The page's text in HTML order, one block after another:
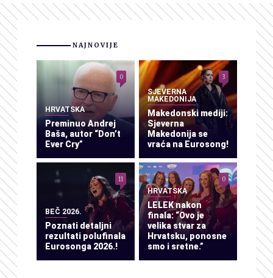
NAJNOVIJE
HRVATSKA
Preminuo Andrej
Baša, autor “Don’t
Ever Cry”
0
SJEVERNA
MAKEDONIJA
Makedonski mediji:
Sjeverna
Makedonija se
vraća na Eurosong!
3
BEČ 2026.
Poznati detaljni
rezultati polufinala
Eurosonga 2026.!
11
HRVATSKA
LELEK nakon
finala: “Ovo je
velika stvar za
Hrvatsku, ponosne
smo i sretne.”
0